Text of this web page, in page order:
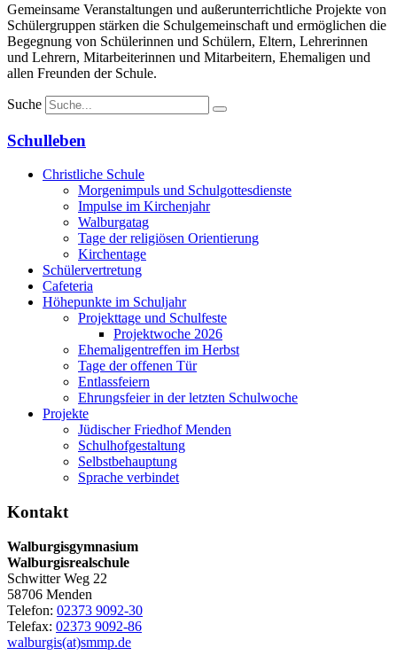
Gemeinsame Veranstaltungen und außerunterrichtliche Projekte von
Schülergruppen stärken die Schulgemeinschaft und ermöglichen die
Begegnung von Schülerinnen und Schülern, Eltern, Lehrerinnen
und Lehrern, Mitarbeiterinnen und Mitarbeitern, Ehemaligen und
allen Freunden der Schule.
Suche
Schulleben
Christliche Schule
Morgenimpuls und Schulgottesdienste
Impulse im Kirchenjahr
Walburgatag
Tage der religiösen Orientierung
Kirchentage
Schülervertretung
Cafeteria
Höhepunkte im Schuljahr
Projekttage und Schulfeste
Projektwoche 2026
Ehemaligentreffen im Herbst
Tage der offenen Tür
Entlassfeiern
Ehrungsfeier in der letzten Schulwoche
Projekte
Jüdischer Friedhof Menden
Schulhofgestaltung
Selbstbehauptung
Sprache verbindet
Kontakt
Walburgisgymnasium
Walburgisrealschule
Schwitter Weg 22
58706 Menden
Telefon: 02373 9092-30
Telefax: 02373 9092-86
walburgis(at)smmp.de